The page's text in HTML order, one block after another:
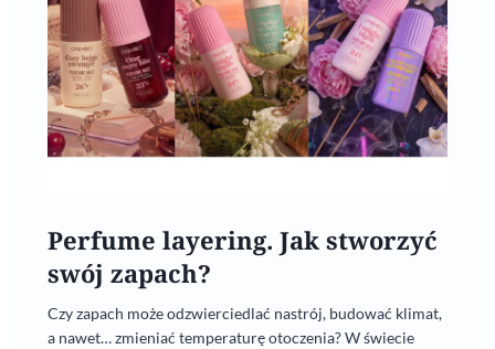
Perfume layering. Jak stworzyć
swój zapach?
Czy zapach może odzwierciedlać nastrój, budować klimat,
a nawet… zmieniać temperaturę otoczenia? W świecie